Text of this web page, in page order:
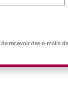
recevoir des e-mails